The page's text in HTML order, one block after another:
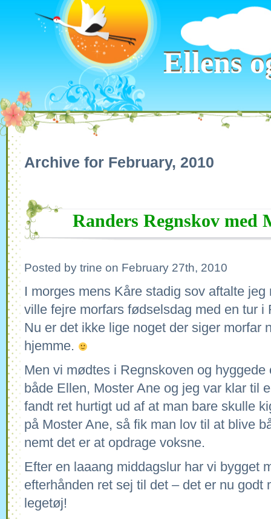
Ellens
Ellens
Archive for February, 2010
Randers Regnskov med
Posted by trine on February 27th, 2010
I morges mens Kåre stadig sov aftalte
ville fejre morfars fødselsdag med en tur i
Nu er det ikke lige noget der siger morfar
hjemme.
Men vi mødtes i Regnskoven og hyggede
både Ellen, Moster Ane og jeg var klar til
fandt ret hurtigt ud af at man bare skulle
på Moster Ane, så fik man lov til at blive
nemt det er at opdrage voksne.
Efter en laaang middagslur har vi bygget
efterhånden ret sej til det – det er nu godt
legetøj!